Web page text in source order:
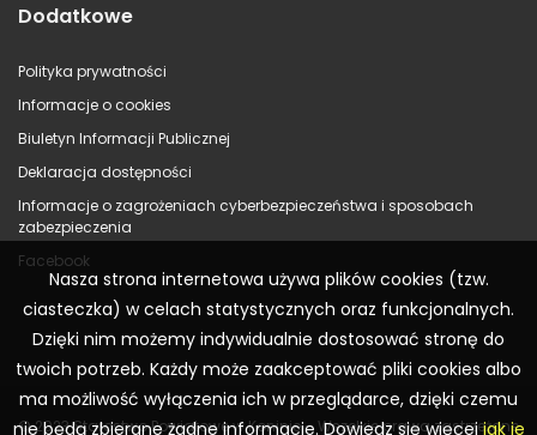
Dodatkowe
Polityka prywatności
Informacje o cookies
Biuletyn Informacji Publicznej
Deklaracja dostępności
Informacje o zagrożeniach cyberbezpieczeństwa i sposobach
zabezpieczenia
Facebook
© 2023 Starostwo Powiatowe w Koninie – Wszelkie prawa zastrzeżone
Nasza strona internetowa używa plików cookies (tzw.
ciasteczka) w celach statystycznych oraz funkcjonalnych.
Dzięki nim możemy indywidualnie dostosować stronę do
twoich potrzeb. Każdy może zaakceptować pliki cookies albo
ma możliwość wyłączenia ich w przeglądarce, dzięki czemu
nie będą zbierane żadne informacje. Dowiedz się więcejjak je